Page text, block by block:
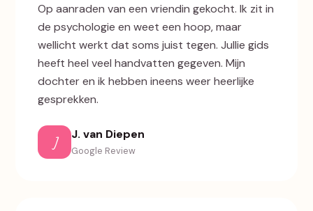
Op aanraden van een vriendin gekocht. Ik zit in
de psychologie en weet een hoop, maar
wellicht werkt dat soms juist tegen. Jullie gids
heeft heel veel handvatten gegeven. Mijn
dochter en ik hebben ineens weer heerlijke
gesprekken.
J J. van Diepen
Google Review